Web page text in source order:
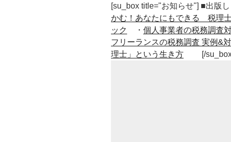
[su_box title="お知らせ"] ■出版
かむ！あなたにもできる 税理
ック
・ 個人事業者の税務調査
フリーランスの税務調査 実例&
理士」という生き方 [/